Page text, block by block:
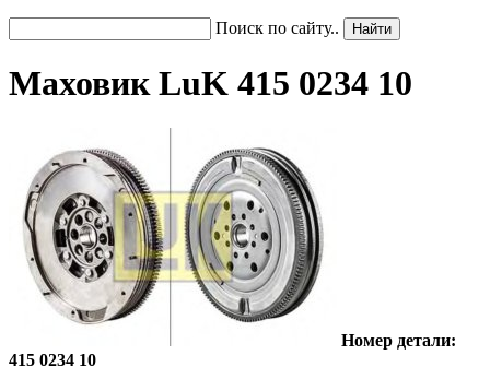
Поиск по сайту..
Маховик LuK 415 0234 10
Номер детали:
415 0234 10